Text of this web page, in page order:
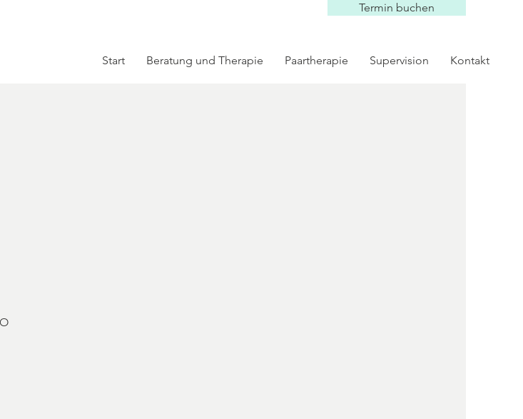
Termin buchen
Start Beratung und Therapie Paartherapie Supervision Kontakt